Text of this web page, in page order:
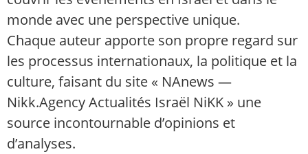
monde avec une perspective unique.
Chaque auteur apporte son propre regard sur
les processus internationaux, la politique et la
culture, faisant du site « NAnews —
Nikk.Agency Actualités Israël NiKK » une
source incontournable d’opinions et
d’analyses.